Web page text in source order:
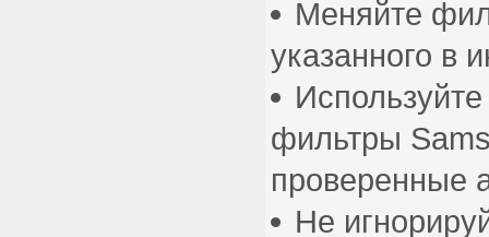
Меняйте
указанного в
фильтры
проверенные
Не